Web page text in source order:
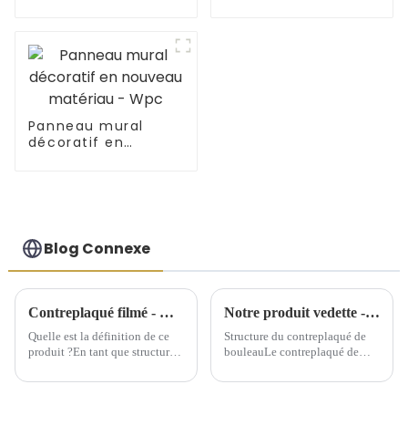
Panneau mural
décoratif en
Blog Connexe
Contreplaqué filmé - Quel est ce produit ?
Quelle est la définition de ce
produit ?En tant que structure
contreplaqué filmé offre une
Notre produit vedette - Contreplaqué de bouleau
Structure du contreplaqué de
bouleauLe contreplaqué de
plusieurs couches de placage